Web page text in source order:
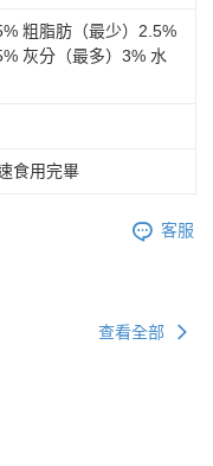
粗脂肪（最少）2.5%
灰分（最多）3% 水
食用完畢
客服
查看全部